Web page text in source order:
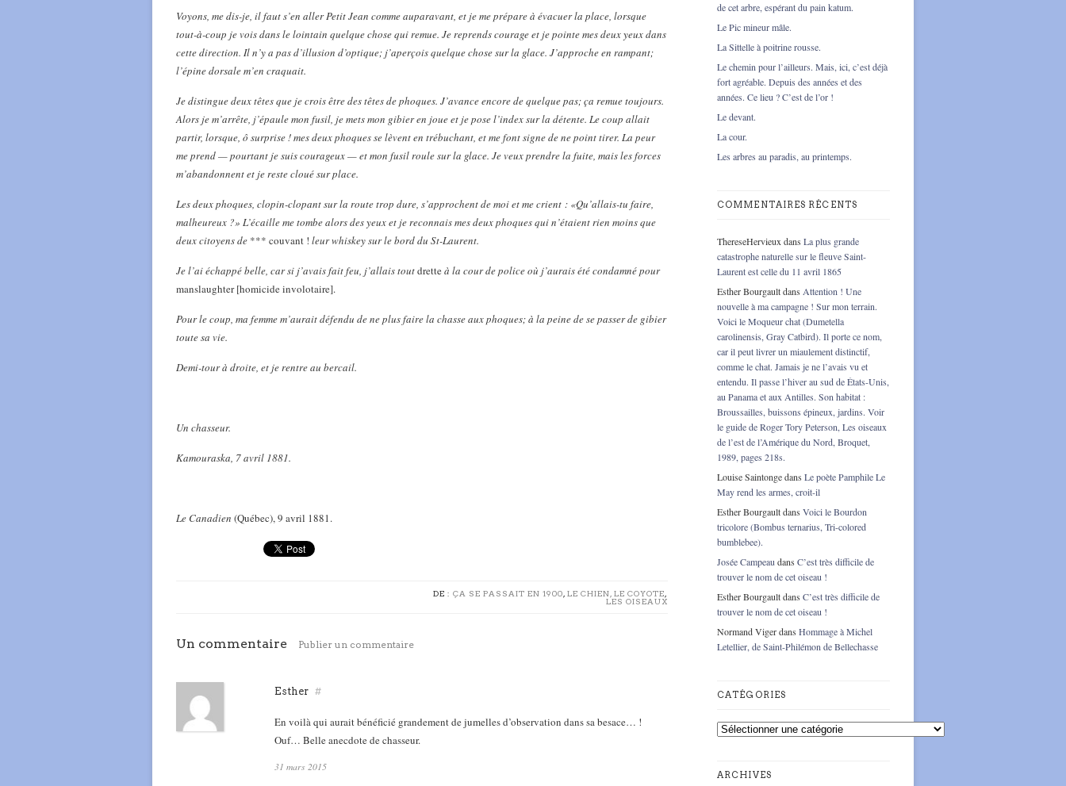
Voyons, me dis-je, il faut s’en aller Petit Jean comme auparavant, et je me prépare à évacuer la place, lorsque
tout-à-coup je vois dans le lointain quelque chose qui remue. Je reprends courage et je pointe mes deux yeux dans
cette direction. Il n’y a pas d’illusion d’optique; j’aperçois quelque chose sur la glace. J’approche en rampant;
l’épine dorsale m’en craquait.
Je distingue deux têtes que je crois être des têtes de phoques. J’avance encore de quelque pas; ça remue toujours.
Alors je m’arrête, j’épaule mon fusil, je mets mon gibier en joue et je pose l’index sur la détente. Le coup allait
partir, lorsque, ô surprise ! mes deux phoques se lèvent en trébuchant, et me font signe de ne point tirer. La peur
me prend — pourtant je suis courageux — et mon fusil roule sur la glace. Je veux prendre la fuite, mais les forces
m’abandonnent et je reste cloué sur place.
Les deux phoques, clopin-clopant sur la route trop dure, s’approchent de moi et me crient : «Qu’allais-tu faire,
malheureux ?» L’écaille me tombe alors des yeux et je reconnais mes deux phoques qui n’étaient rien moins que
deux citoyens de *** couvant ! leur whiskey sur le bord du St-Laurent.
Je l’ai échappé belle, car si j’avais fait feu, j’allais toutdretteà la cour de police où j’aurais été condamné pour
manslaughter [homicide involotaire].
Pour le coup, ma femme m’aurait défendu de ne plus faire la chasse aux phoques; à la peine de se passer de gibier
toute sa vie.
Demi-tour à droite, et je rentre au bercail.
Un chasseur.
Kamouraska, 7 avril 1881.
Le Canadien (Québec), 9 avril 1881.
DE : ÇA SE PASSAIT EN 1900, LE CHIEN, LE COYOTE,
LES OISEAUX
Un commentaire Publier un commentaire
Esther #
En voilà qui aurait bénéficié grandement de jumelles d’observation dans sa besace… !
Ouf… Belle anecdote de chasseur.
31 mars 2015
de cet arbre, espérant du pain katum.
Le Pic mineur mâle.
La Sittelle à poitrine rousse.
Le chemin pour l’ailleurs. Mais, ici, c’est déjà
fort agréable. Depuis des années et des
années. Ce lieu ? C’est de l’or !
Le devant.
La cour.
Les arbres au paradis, au printemps.
COMMENTAIRES RÉCENTS
ThereseHervieux dans La plus grande
catastrophe naturelle sur le fleuve Saint-
Laurent est celle du 11 avril 1865
Esther Bourgaultdans Attention ! Une
nouvelle à ma campagne ! Sur mon terrain.
Voici le Moqueur chat (Dumetella
carolinensis, Gray Catbird). Il porte ce nom,
car il peut livrer un miaulement distinctif,
comme le chat. Jamais je ne l’avais vu et
entendu. Il passe l’hiver au sud de États-Unis,
au Panama et aux Antilles. Son habitat :
Broussailles, buissons épineux, jardins. Voir
le guide de Roger Tory Peterson, Les oiseaux
de l’est de l’Amérique du Nord, Broquet,
1989, pages 218s.
Louise Saintongedans Le poète Pamphile Le
May rend les armes, croit-il
Esther Bourgaultdans Voici le Bourdon
tricolore (Bombus ternarius, Tri-colored
bumblebee).
Josée Campeau dans C’est très difficile de
trouver le nom de cet oiseau !
Esther Bourgaultdans C’est très difficile de
trouver le nom de cet oiseau !
Normand Vigerdans Hommage à Michel
Letellier, de Saint-Philémon de Bellechasse
CATÉGORIES
ARCHIVES